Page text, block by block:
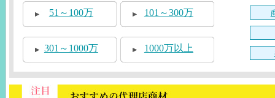
51～100万 101～300万
301～1000万 1000万以上